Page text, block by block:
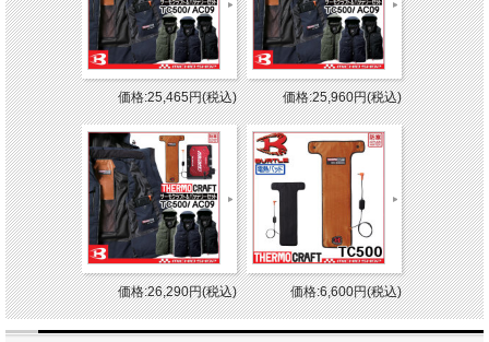
価格:25,465円(税込) 価格:25,960円(税込)
価格:26,290円(税込) 価格:6,600円(税込)